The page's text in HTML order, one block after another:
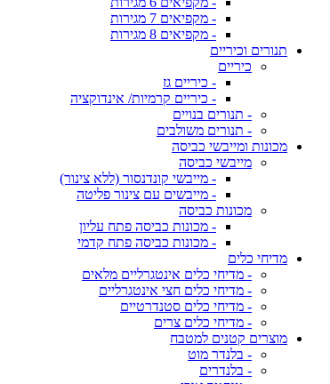
- מקפיאים 7 מגירות
- מקפיאים 8 מגירות
תנורים וכיריים
כיריים
- כיריים גז
- כיריים קרמיות/ אינדוקציה
- תנורים בנויים
- תנורים משולבים
מכונות ומייבשי כביסה
מייבשי כביסה
- מייבשי קונדנסור (ללא צינור)
- מייבשים עם צינור פליטה
מכונות כביסה
- מכונות כביסה פתח עליון
- מכונות כביסה פתח קדמי
מדיחי כלים
- מדיחי כלים אינטגרליים מלאים
- מדיחי כלים חצי אינטגרליים
- מדיחי כלים סטנדרטיים
- מדיחי כלים צרים
מוצרים קטנים למטבח
- בלנדר מוט
- בלנדרים